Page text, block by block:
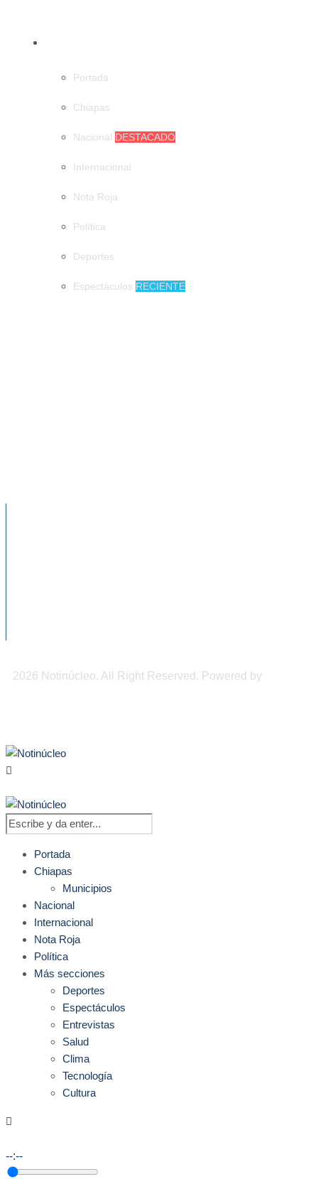
Portada
Chiapas
Nacional DESTACADO
Internacional
Nota Roja
Política
Deportes
Espectáculos RECIENTE
2026 Notinúcleo. All Right Reserved. Powered by
Portada
Chiapas
Municipios
Nacional
Internacional
Nota Roja
Política
Más secciones
Deportes
Espectáculos
Entrevistas
Salud
Clima
Tecnología
Cultura
--:--